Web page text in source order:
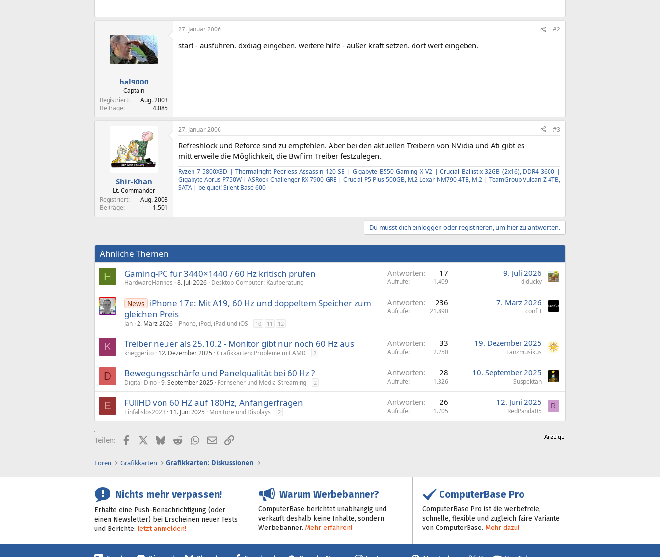
hal9000
Captain
Registriert
Aug. 2003
Beiträge
4.085
27. Januar 2006 #2
start - ausführen. dxdiag eingeben. weitere hilfe - außer kraft setzen. dort wert eingeben.
Shir-Khan
Lt. Commander
Registriert
Aug. 2003
Beiträge
1.501
27. Januar 2006 #3
Refreshlock und Reforce sind zu empfehlen. Aber bei den aktuellen Treibern von NVidia und Ati gibt es
mittlerweile die Möglichkeit, die Bwf im Treiber festzulegen.
Ryzen 7 5800X3D | Thermalright Peerless Assassin 120 SE | Gigabyte B550 Gaming X V2 | Crucial Ballistix 32GB (2x16), DDR4-3600 |
Gigabyte Aorus P750W | ASRock Challenger RX 7900 GRE | Crucial P5 Plus 500GB, M.2 Lexar NM790 4TB, M.2 | TeamGroup Vulcan Z 4TB,
SATA | be quiet! Silent Base 600
Du musst dich einloggen oder registrieren, um hier zu antworten.
Ähnliche Themen
H Gaming-PC für 3440×1440 / 60 Hz kritisch prüfen
HardwareHannes 8. Juli 2026 Desktop-Computer: Kaufberatung
Antworten 17
Aufrufe 1.409
9. Juli 2026
djducky
News
iPhone 17e: Mit A19, 60 Hz und doppeltem Speicher zum
gleichen Preis
Jan 2. März 2026 iPhone, iPod, iPad und iOS 10 11 12
Antworten 236
Aufrufe 21.890
7. März 2026
conf_t
K Treiber neuer als 25.10.2 - Monitor gibt nur noch 60 Hz aus
kneggerito 12. Dezember 2025 Grafikkarten: Probleme mit AMD 2
Antworten 33
Aufrufe 2.250
19. Dezember 2025
Tanzmusikus
D Bewegungsschärfe und Panelqualität bei 60 Hz ?
Digital-Dino 9. September 2025 Fernseher und Media-Streaming 2
Antworten 28
Aufrufe 1.326
10. September 2025
Suspektan
E FUllHD von 60 HZ auf 180Hz, Anfängerfragen
Einfallslos2023 11. Juni 2025 Monitore und Displays 2
Antworten 26
Aufrufe 1.705
12. Juni 2025
RedPanda05
R
Teilen: FacebookX (Twitter)
BlueskyRedditWhatsApp
E-MailLink
Foren Grafikkarten Grafikkarten: Diskussionen
Nichts mehr verpassen!
Erhalte eine Push-Benachrichtigung (oder
einen Newsletter) bei Erscheinen neuer Tests
und Berichte: Jetzt anmelden!
Warum Werbebanner?
ComputerBase berichtet unabhängig und
verkauft deshalb keine Inhalte, sondern
Werbebanner. Mehr erfahren!
ComputerBase Pro
ComputerBase Pro ist die werbefreie,
schnelle, flexible und zugleich faire Variante
von ComputerBase. Mehr dazu!